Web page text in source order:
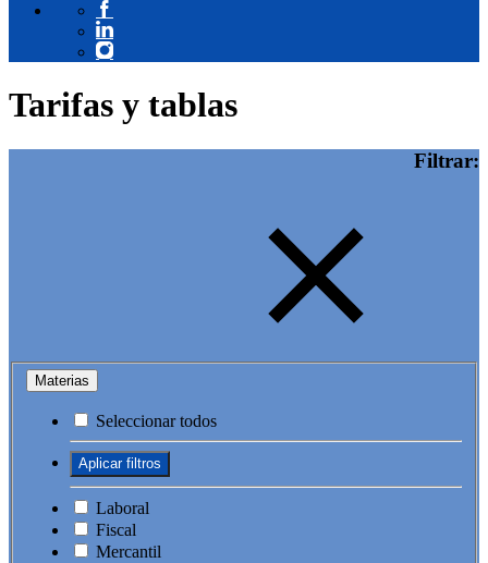
Tarifas y tablas
Filtrar:
Materias
Seleccionar todos
Laboral
Fiscal
Mercantil